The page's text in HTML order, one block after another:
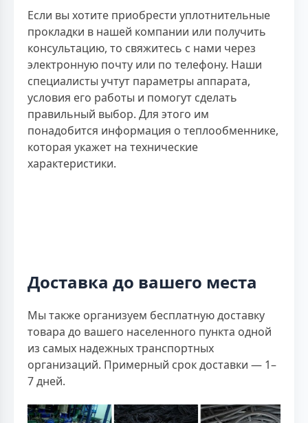
Если вы хотите приобрести уплотнительные
прокладки в нашей компании или получить
консультацию, то свяжитесь с нами через
электронную почту или по телефону. Наши
специалисты учтут параметры аппарата,
условия его работы и помогут сделать
правильный выбор. Для этого им
понадобится информация о теплообменнике,
которая укажет на технические
характеристики.
Доставка до вашего места
Мы также организуем бесплатную доставку
товара до вашего населенного пункта одной
из самых надежных транспортных
организаций. Примерный срок доставки — 1–
7 дней.